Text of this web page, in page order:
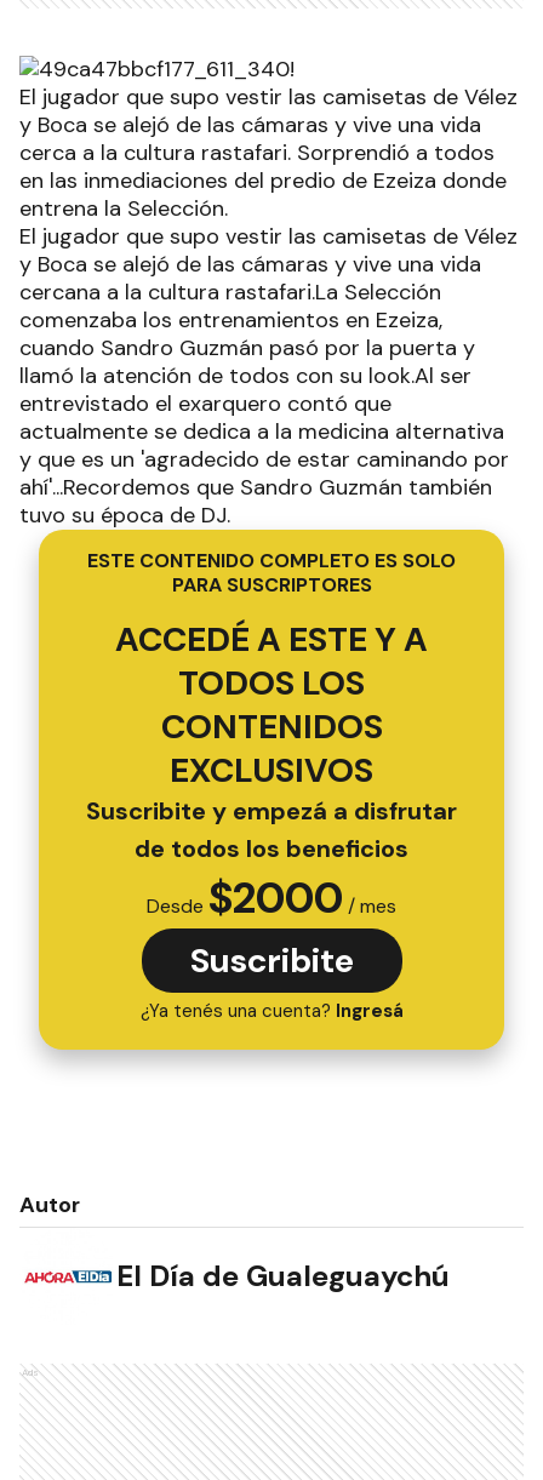
El jugador que supo vestir las camisetas de Vélez
y Boca se alejó de las cámaras y vive una vida
cerca a la cultura rastafari. Sorprendió a todos
en las inmediaciones del predio de Ezeiza donde
entrena la Selección.
El jugador que supo vestir las camisetas de Vélez
y Boca se alejó de las cámaras y vive una vida
cercana a la cultura rastafari.La Selección
comenzaba los entrenamientos en Ezeiza,
cuando Sandro Guzmán pasó por la puerta y
llamó la atención de todos con su look.Al ser
entrevistado el exarquero contó que
actualmente se dedica a la medicina alternativa
y que es un 'agradecido de estar caminando por
ahí'...Recordemos que Sandro Guzmán también
tuvo su época de DJ.
ESTE CONTENIDO COMPLETO ES SOLO
PARA SUSCRIPTORES
ACCEDÉ A ESTE Y A
TODOS LOS
CONTENIDOS
EXCLUSIVOS
Suscribite y empezá a disfrutar
de todos los beneficios
Desde $2000 / mes
Suscribite
¿Ya tenés una cuenta? Ingresá
Autor
El Día de Gualeguaychú
Ads